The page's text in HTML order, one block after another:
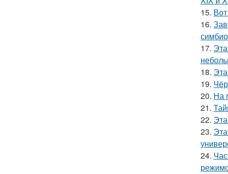
15.
16.
17.
18.
19.
20. На
21.
22.
23.
24.